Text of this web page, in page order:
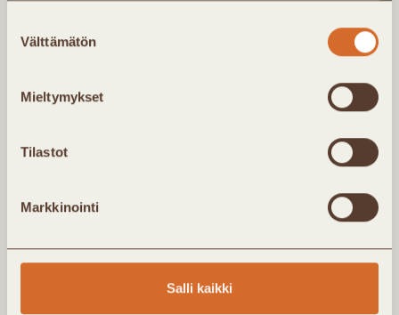
valinta
Välttämätön
Mieltymykset
Tilastot
Markkinointi
Salli kaikki
uutis-/jäsenkirjeen sähköpostiini. Täyttämällä lomakkeen
annan yhdistykselle luvan tallentaa antamani tiedot
kirjeen toimittamista varten. Tarkempi kuvaus